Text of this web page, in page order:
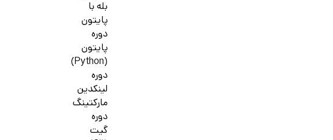
بله با
پایتون
دوره
پایتون
(Python)
دوره
لینکدین
مارکتینگ
دوره
گیت